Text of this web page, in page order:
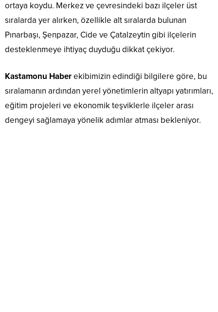
ortaya koydu. Merkez ve çevresindeki bazı ilçeler üst
sıralarda yer alırken, özellikle alt sıralarda bulunan
Pınarbaşı, Şenpazar, Cide ve Çatalzeytin gibi ilçelerin
desteklenmeye ihtiyaç duyduğu dikkat çekiyor.
Kastamonu Haberekibimizin edindiği bilgilere göre, bu
sıralamanın ardından yerel yönetimlerin altyapı yatırımları,
eğitim projeleri ve ekonomik teşviklerle ilçeler arası
dengeyi sağlamaya yönelik adımlar atması bekleniyor.